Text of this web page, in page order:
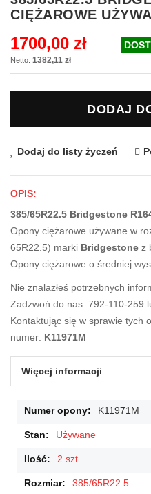
na
początek
CIĘŻAROWE
1700,00 zł
1382,11 zł
DODAJ
Dodaj do listy życzeń
OPIS:
385/65R22.5 Bridgestone
Opony ciężarowe używane w
65R22.5) marki Bridgestone z
Opony ciężarowe o średniej
Nie znalazłeś potrzebnych
Zadzwoń do nas: 792-110-259
Kontaktując się w sprawie tych
numer: K11971M
Więcej informacji
Więcej
K11971M
Używane
2 szt.
385/65R22.5